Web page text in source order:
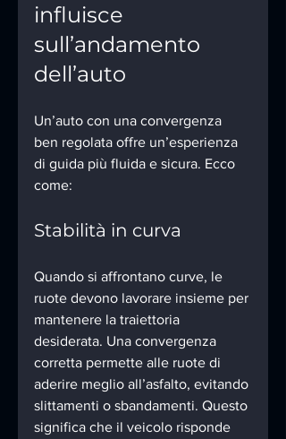
influisce
sull’andamento
dell’auto
Un’auto con una convergenza
ben regolata offre un’esperienza
di guida più fluida e sicura. Ecco
come:
Stabilità in curva
Quando si affrontano curve, le
ruote devono lavorare insieme per
mantenere la traiettoria
desiderata. Una convergenza
corretta permette alle ruote di
aderire meglio all’asfalto, evitando
slittamenti o sbandamenti. Questo
significa che il veicolo risponde